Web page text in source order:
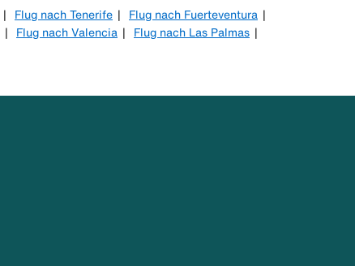
Flug nach Tenerife
Flug nach Fuerteventura
Flug nach Valencia
Flug nach Las Palmas